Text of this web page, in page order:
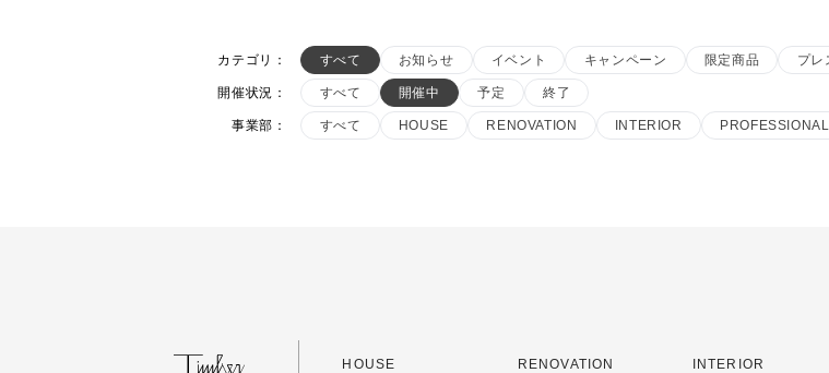
カテゴリ ： すべて お知らせ イベント キャンペーン 限定商品 プレ
開催状況 ： すべて 開催中 予定 終了
事業部 ： すべて HOUSE RENOVATION INTERIOR PROFESSIONAL
HOUSE RENOVATION INTERIOR